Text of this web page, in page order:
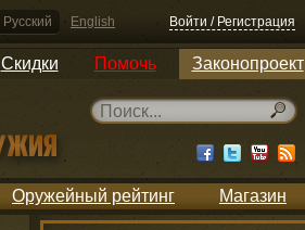
Русский English Войти / Регистрация
Скидки Помочь Законопроект
Оружейный рейтинг Магазин